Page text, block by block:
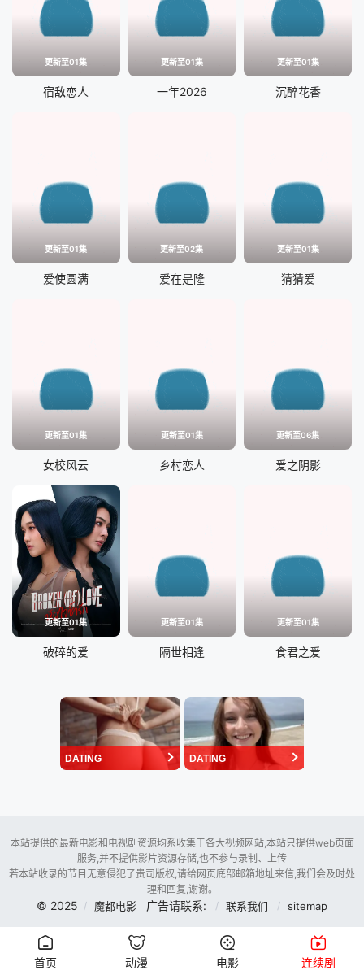
更新至01集
宿敌恋人
更新至01集
一年2026
更新至01集
沉醉花香
更新至01集
爱使圆满
更新至02集
爱在是隆
更新至01集
猜猜爱
更新至01集
女校风云
更新至01集
乡村恋人
更新至06集
爱之阴影
更新至01集
破碎的爱
更新至01集
隔世相逢
更新至01集
食君之爱
DATING DATING
本站提供的最新电影和电视剧资源均系收集于各大视频网站,本站只提供web页面
服务,并不提供影片资源存储,也不参与录制、上传
若本站收录的节目无意侵犯了贵司版权,请给网页底部邮箱地址来信,我们会及时处
理和回复,谢谢。
© 2025 魔都电影 广告请联系: 联系我们 sitemap
首页 动漫 电影 连续剧